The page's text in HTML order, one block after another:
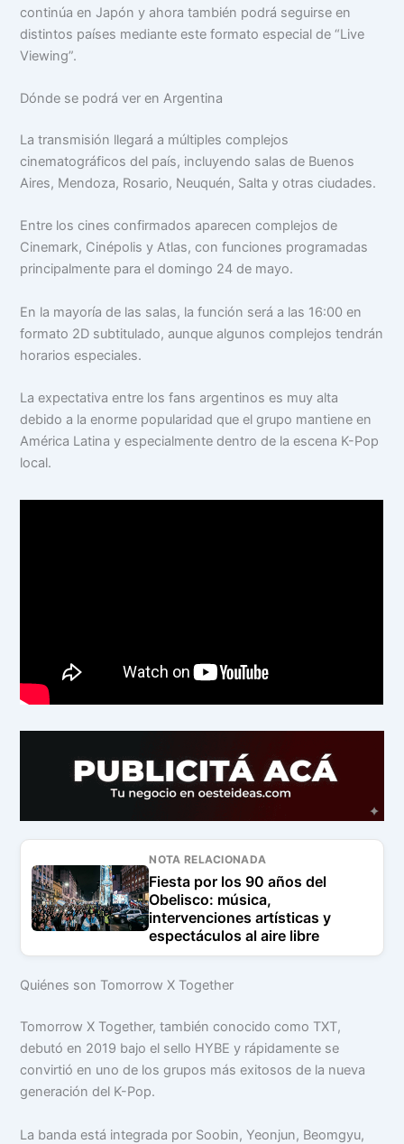
continúa en Japón y ahora también podrá seguirse en
distintos países mediante este formato especial de “Live
Viewing”.
Dónde se podrá ver en Argentina
La transmisión llegará a múltiples complejos
cinematográficos del país, incluyendo salas de Buenos
Aires, Mendoza, Rosario, Neuquén, Salta y otras ciudades.
Entre los cines confirmados aparecen complejos de
Cinemark, Cinépolis y Atlas, con funciones programadas
principalmente para el domingo 24 de mayo.
En la mayoría de las salas, la función será a las 16:00 en
formato 2D subtitulado, aunque algunos complejos tendrán
horarios especiales.
La expectativa entre los fans argentinos es muy alta
debido a la enorme popularidad que el grupo mantiene en
América Latina y especialmente dentro de la escena K-Pop
local.
NOTA RELACIONADA
Fiesta por los 90 años del
Obelisco: música,
intervenciones artísticas y
espectáculos al aire libre
Quiénes son Tomorrow X Together
Tomorrow X Together, también conocido como TXT,
debutó en 2019 bajo el sello HYBE y rápidamente se
convirtió en uno de los grupos más exitosos de la nueva
generación del K-Pop.
La banda está integrada por Soobin, Yeonjun, Beomgyu,